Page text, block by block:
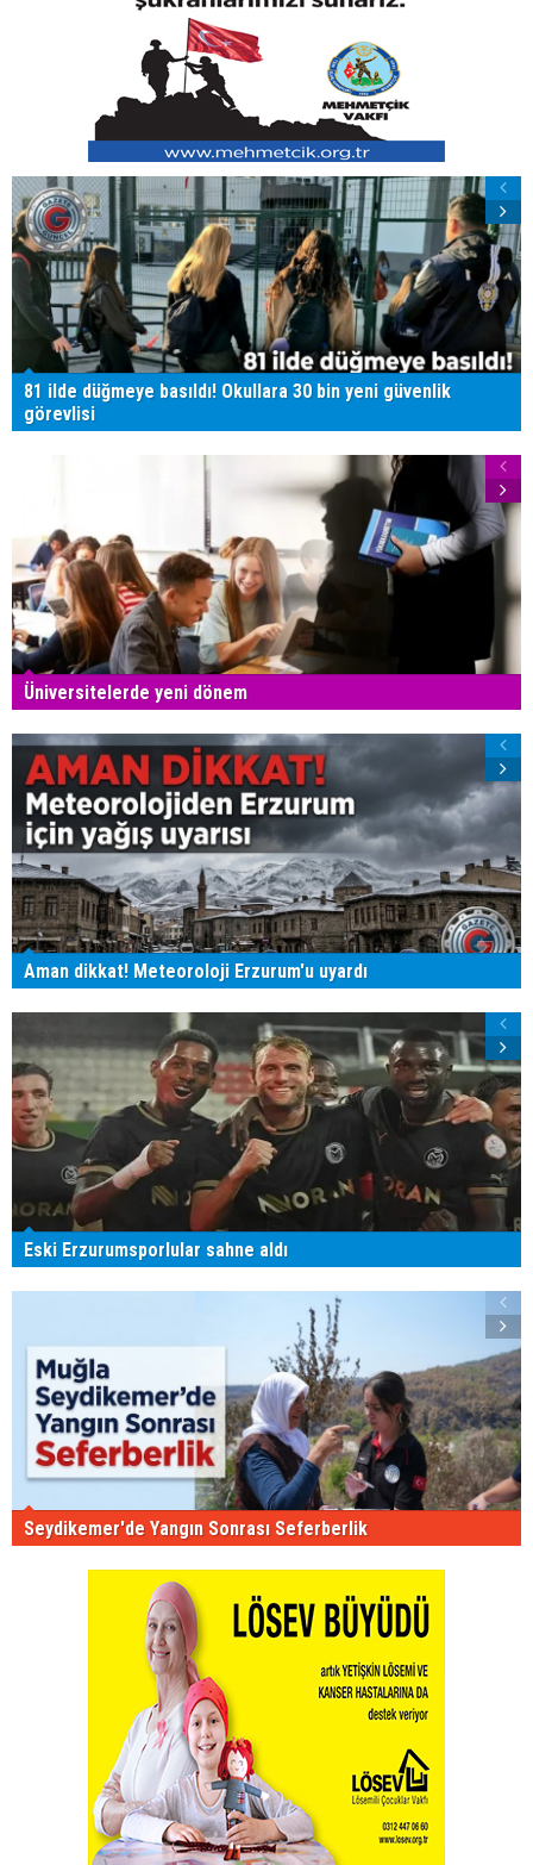
81 ilde düğmeye basıldı! Okullara 30 bin yeni güvenlik
görevlisi
Üniversitelerde yeni dönem
Aman dikkat! Meteoroloji Erzurum'u uyardı
Eski Erzurumsporlular sahne aldı
Seydikemer'de Yangın Sonrası Seferberlik